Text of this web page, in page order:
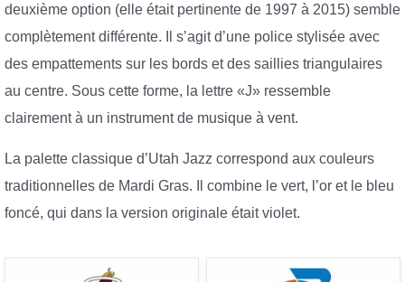
deuxième option (elle était pertinente de 1997 à 2015) semble
complètement différente. Il s’agit d’une police stylisée avec
des empattements sur les bords et des saillies triangulaires
au centre. Sous cette forme, la lettre «J» ressemble
clairement à un instrument de musique à vent.
La palette classique d’Utah Jazz correspond aux couleurs
traditionnelles de Mardi Gras. Il combine le vert, l’or et le bleu
foncé, qui dans la version originale était violet.